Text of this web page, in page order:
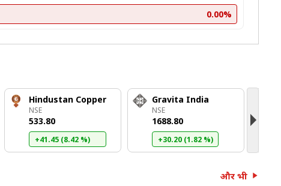
0.00%
Hindustan Copper
NSE
₹533.80
+41.45 (8.42 %)
Gravita India
NSE
₹1688.80
+30.20 (1.82 %)
और भी